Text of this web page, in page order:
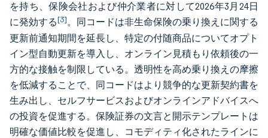
を持ち、保険会社および仲介業者に対して2026年3月24日
に発効する[3]。同コードは非生命保険の乗り換えに関する
更新前通知期間を延長し、特定の付随商品についてオプト
イン型自動更新を導入し、オンライン見積もり依頼後の一
方的な接触を制限している。透明性を高め乗り換えの摩擦
を低減することで、同コードはより競争的な更新契約書を
生み出し、セルフサービスおよびオンラインアドバイスへ
の投資を促進する。保険証券の文言と開示テンプレートは
明確な価値比較を促進し、コモディティ化されたラインに